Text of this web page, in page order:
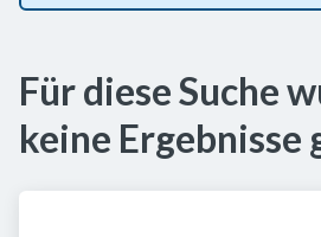
Für diese Suche
keine Ergebnisse